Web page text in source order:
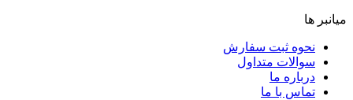
میانبر ها
نحوه ثبت سفارش
سوالات متداول
درباره ما
تماس با ما